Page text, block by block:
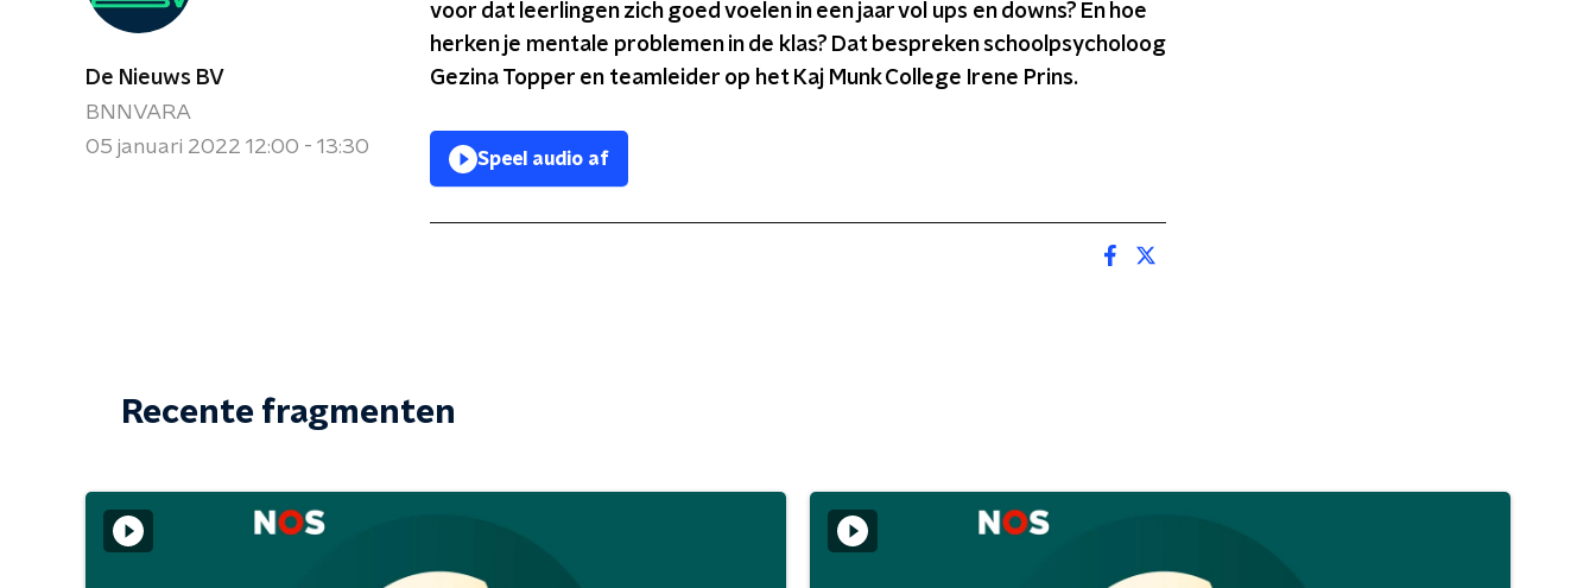
De Nieuws BV
BNNVARA
05 januari 2022 12:00 - 13:30
voor dat leerlingen zich goed voelen in een jaar vol ups en downs? En hoe
herken je mentale problemen in de klas? Dat bespreken schoolpsycholoog
Gezina Topper en teamleider op het Kaj Munk College Irene Prins.
Speel audio af
Recente fragmenten